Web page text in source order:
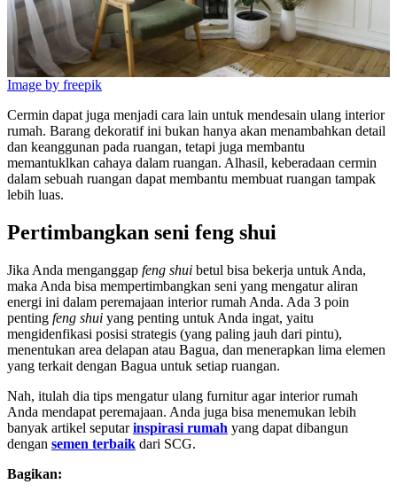
Image by freepik
Cermin dapat juga menjadi cara lain untuk mendesain ulang interior
rumah. Barang dekoratif ini bukan hanya akan menambahkan detail
dan keanggunan pada ruangan, tetapi juga membantu
memantuklkan cahaya dalam ruangan. Alhasil, keberadaan cermin
dalam sebuah ruangan dapat membantu membuat ruangan tampak
lebih luas.
Pertimbangkan seni feng shui
Jika Anda menganggap feng shui betul bisa bekerja untuk Anda,
maka Anda bisa mempertimbangkan seni yang mengatur aliran
energi ini dalam peremajaan interior rumah Anda. Ada 3 poin
penting feng shui yang penting untuk Anda ingat, yaitu
mengidenfikasi posisi strategis (yang paling jauh dari pintu),
menentukan area delapan atau Bagua, dan menerapkan lima elemen
yang terkait dengan Bagua untuk setiap ruangan.
Nah, itulah dia tips mengatur ulang furnitur agar interior rumah
Anda mendapat peremajaan. Anda juga bisa menemukan lebih
banyak artikel seputarinspirasi rumah yang dapat dibangun
dengan semen terbaik dari SCG.
Bagikan: